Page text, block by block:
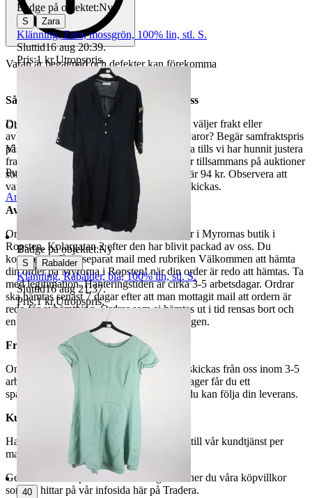
Varan är begagnad och defekter kan förekomma
Så här går det till när du handlar hos oss
Du betalar din order direkt på Tradera och väljer frakt eller
avhämtning. Vill du att vi samfraktar fler varor? Begär samfraktspris
på din Traderasida och vänta med att betala tills vi har hunnit justera
fraktpriset. Vi samfraktar upp till fyra varor tillsammans på auktioner
som avslutas samma dag. Samfraktspriset är 94 kr. Observera att
varor märkta endast avhämtning inte kan skickas.
Avhämtning
Om du väljer avhämtning hämtas din order i Myrornas butik i
Ropsten, Kolargatan 2 efter den har blivit packad av oss. Du
kommer att få ett separat mail med rubriken Välkommen att hämta
din order på Myrorna i Ropsten! när din order är redo att hämtas. Ta
med legitimation. Hanteringstiden är cirka 3-5 arbetsdagar. Ordrar
ska hämtas senast 7 dagar efter att man mottagit mail att ordern är
redo för avhämtning. Ordrar som ej hämtas ut i tid rensas bort och
en avgift på 84 kr dras av från återbetalningen.
Frakt
Om du har valt frakt kommer din vara att skickas från oss inom 3-5
arbetsdagar. När din vara har lämnat vårt lager får du ett
spårningsnummer av DSV inom kort där du kan följa din leverans.
Kundservice
Har du frågor eller funderingar hör av dig till vår kundtjänst per
mail:
webbshop@myrorna.se
Genom att buda på våra annonser godkänner du våra köpvillkor
som du hittar på vår infosida här på Tradera.
Objektnr
736 059 235
Visningar
171
Publicerad
12 jun 19:42
Anmäl Sälj liknande
Badge på objektet:Ny
S | Zara
Klänning, Zara, mossgrön, 100% lin, stl. S.
Sluttid16 aug 20:39.
Pris:1 kr,Utropspris.
Badge på objektet:Ny
S | Rabalder
Klänning, Rabalder, blå, 100% lin, stl. S.
Sluttid16 aug 21:37.
Pris:1 kr,Utropspris.
40